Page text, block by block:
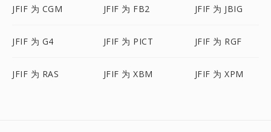
JFIF 为 CGM JFIF 为 FB2 JFIF 为 JBIG
JFIF 为 G4 JFIF 为 PICT JFIF 为 RGF
JFIF 为 RAS JFIF 为 XBM JFIF 为 XPM